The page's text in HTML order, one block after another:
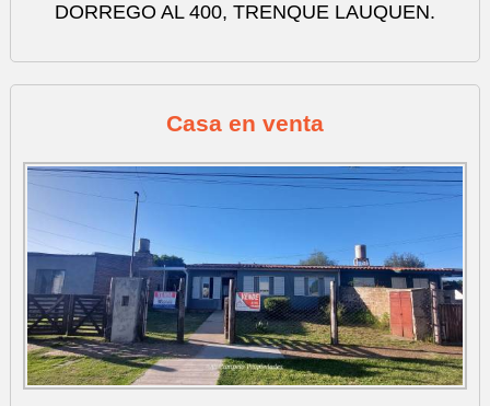
DORREGO AL 400, TRENQUE LAUQUEN.
Casa en venta